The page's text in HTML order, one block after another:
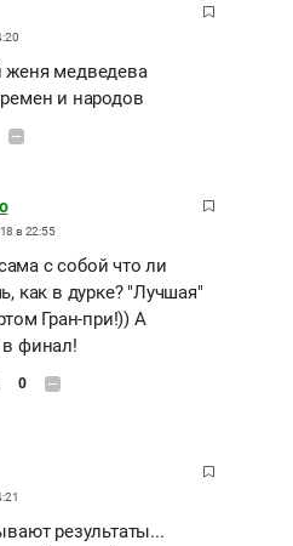
женя медведева
и народов
в 22:55
с собой что ли
как в дурке? "Лучшая"
Гран-при!)) А
финал!
0
результаты...